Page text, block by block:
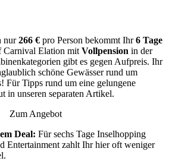
nur266 € pro Person bekommt Ihr6 Tage
Carnival Elation mit Vollpension in der
gibt es gegen Aufpreis. Ihr
schöne Gewässer rund um
Für Tipps rund um eine gelungene
in unseren separaten Artikel.
Zum Angebot
Deal: Für sechs Tage Inselhopping
Entertainment zahlt Ihr hier oft weniger